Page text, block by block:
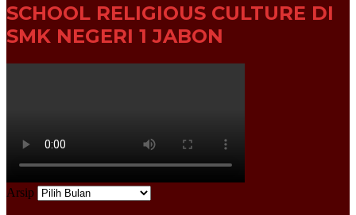
SCHOOL RELIGIOUS CULTURE DI
SMK NEGERI 1 JABON
Arsip